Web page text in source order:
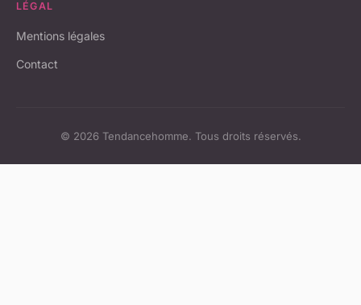
LÉGAL
Mentions légales
Contact
© 2026 Tendancehomme. Tous droits réservés.